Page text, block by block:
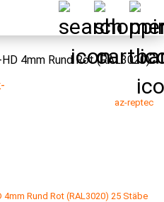
4mm Rund Rot (RAL3020)
az-reptec